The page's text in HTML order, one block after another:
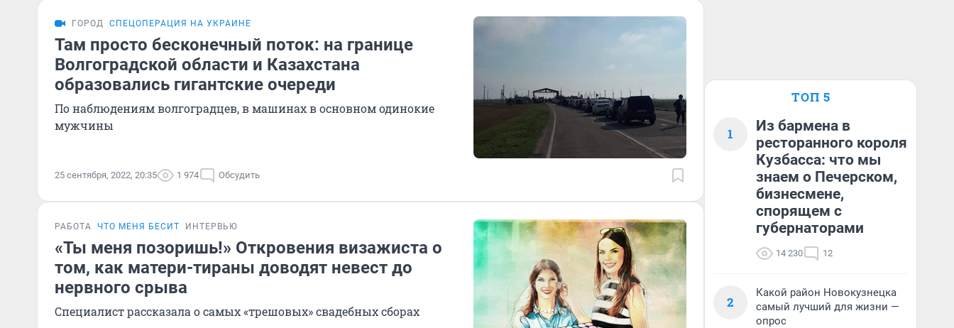
ГОРОД СПЕЦОПЕРАЦИЯ НА УКРАИНЕ
Там просто бесконечный поток: на границе
Волгоградской области и Казахстана
образовались гигантские очереди
По наблюдениям волгоградцев, в машинах в основном одинокие
мужчины
25 сентября, 2022, 20:35 1 974 Обсудить
РАБОТА ЧТО МЕНЯ БЕСИТ ИНТЕРВЬЮ
«Ты меня позоришь!» Откровения визажиста о
том, как матери-тираны доводят невест до
нервного срыва
Специалист рассказала о самых «трешовых» свадебных сборах
ТОП 5
1
Из бармена в
ресторанного короля
Кузбасса: что мы
знаем о Печерском,
бизнесмене,
спорящем с
губернаторами
14 230 12
2
Какой район Новокузнецка
самый лучший для жизни —
опрос